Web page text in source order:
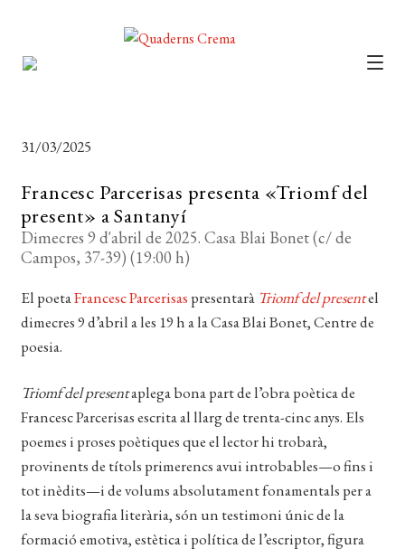
menú
L’EDITORIAL
FOREIGN RIGHTS
CONTACTE
CERCAR
WISHLIST
31/03/2025
Francesc Parcerisas presenta «Triomf del
present» a Santanyí
Dimecres 9 d'abril de 2025. Casa Blai Bonet (c/ de
Campos, 37-39) (19:00 h)
El poetaFrancesc Parcerisas presentarà Triomf del presentel
dimecres 9 d’abril a les 19 h a la Casa Blai Bonet, Centre de
poesia.
Triomf del presentaplega bona part de l’obra poètica de
Francesc Parcerisas escrita al llarg de trenta-cinc anys. Els
poemes i proses poètiques que el lector hi trobarà,
provinents de títols primerencs avui introbables—o fins i
tot inèdits—i de volums absolutament fonamentals per a
la seva biografia literària, són un testimoni únic de la
formació emotiva, estètica i política de l’escriptor, figura